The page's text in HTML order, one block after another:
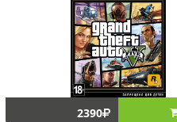
2390